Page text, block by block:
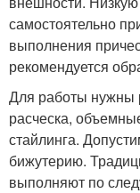
самостоятельно
выполнения
рекомендуется
Для работы нужны
расческа,
стайлинга.
бижутерию.
выполняют по